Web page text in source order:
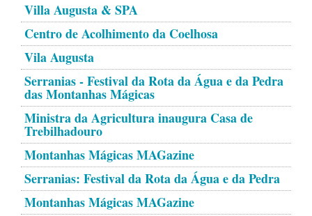
Villa Augusta & SPA
Centro de Acolhimento da Coelhosa
Vila Augusta
Serranias - Festival da Rota da Água e da Pedra
das Montanhas Mágicas
Ministra da Agricultura inaugura Casa de
Trebilhadouro
Montanhas Mágicas MAGazine
Serranias: Festival da Rota da Água e da Pedra
Montanhas Mágicas MAGazine